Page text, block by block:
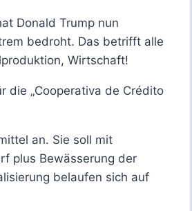
Donald Trump nun
bedroht. Das betrifft alle
Wirtschaft!
die „Cooperativa de Crédito
an. Sie soll mit
plus Bewässerung der
belaufen sich auf